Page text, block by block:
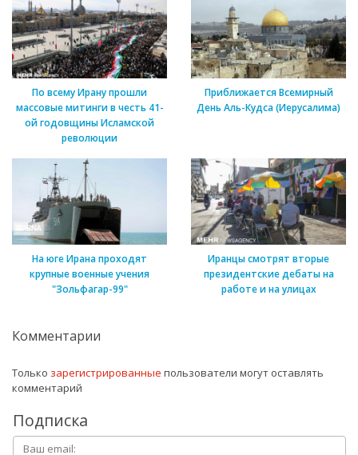
По всему Ирану прошли
массовые митинги в честь 41-
ой годовщины Исламской
революции
Приближается Всемирный
День Аль-Кудса (Иерусалима)
На юге Ирана проходят
крупные военные учения
"Зольфагар-99"
Иранцы смотрят вторые
президентские дебаты на
работе и на улицах
Комментарии
Только зарегистрированные пользователи могут оставлять
комментарий
Подписка